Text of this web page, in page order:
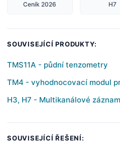
Ceník 2026 H7
SOUVISEJÍCÍ PRODUKTY:
TMS11A - půdní tenzometry
TM4 - vyhodnocovací modul
H3, H7 - Multikanálové
SOUVISEJÍCÍ ŘEŠENÍ: